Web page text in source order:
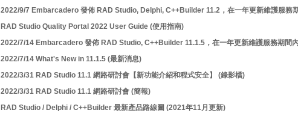
2022/9/7 Embarcadero 發佈 RAD Studio, Delphi, C++Builder 11.2，在一年更新維護服務
RAD Studio Quality Portal 2022 User Guide (使用指南)
2022/7/14 Embarcadero 發佈 RAD Studio, C++Builder 11.1.5，在一年更新維護服務期間
2022/7/14 What's New in 11.1.5 (最新消息)
2022/3/31 RAD Studio 11.1 網路研討會【新功能介紹和程式安全】 (錄影檔)
2022/3/31 RAD Studio 11.1 網路研討會 (簡報)
RAD Studio / Delphi / C++Builder 最新產品路線圖 (2021年11月更新)